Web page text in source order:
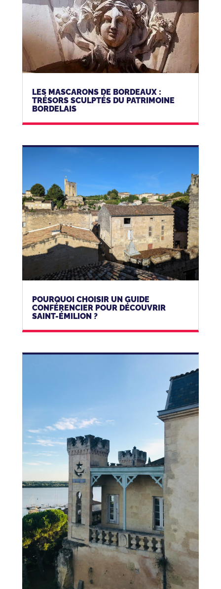
LES MASCARONS DE BORDEAUX :
TRÉSORS SCULPTÉS DU PATRIMOINE
BORDELAIS
POURQUOI CHOISIR UN GUIDE
CONFÉRENCIER POUR DÉCOUVRIR
SAINT-ÉMILION ?